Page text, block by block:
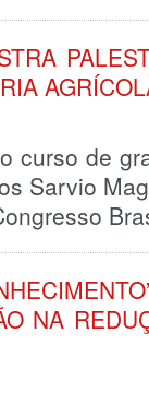
curso de
Sarvio
NA